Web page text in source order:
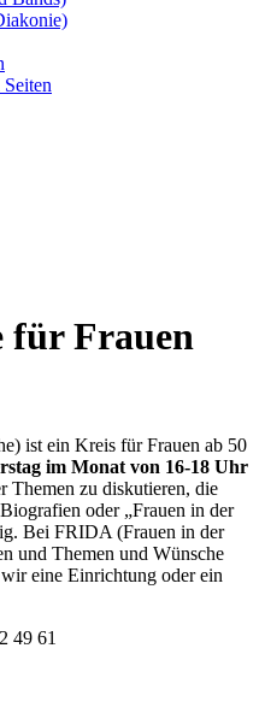
für Frauen
ist ein Kreis für Frauen ab 50
im Monat von 16-18 Uhr
Themen zu diskutieren, die
oder „Frauen in der
Bei FRIDA (Frauen in der
und Themen und Wünsche
eine Einrichtung oder ein
49 61